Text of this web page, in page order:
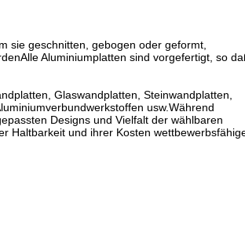
sie geschnitten, gebogen oder geformt,
Aluminiumplatten sind vorgefertigt, so
Glaswandplatten, Steinwandplatten,
usw.Während
Designs und Vielfalt der wählbaren
Haltbarkeit und ihrer Kosten